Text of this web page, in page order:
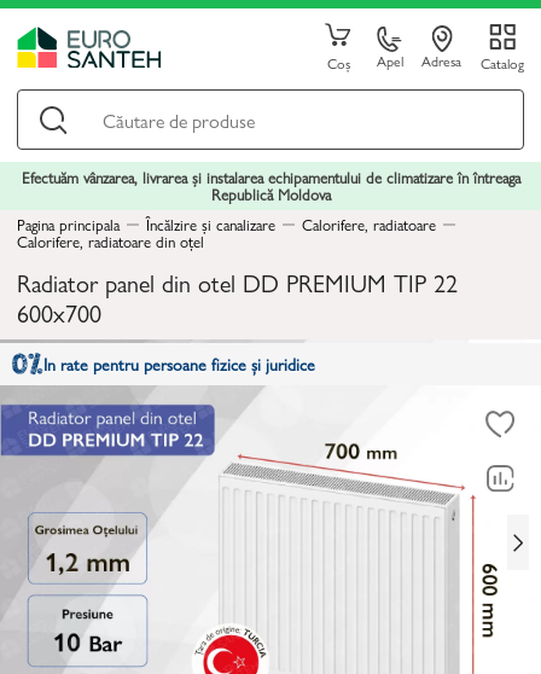
Coș Apel Adresa Catalog
Efectuăm vânzarea, livrarea și instalarea echipamentului de climatizare în întreaga
Republică Moldova
Pagina principala
Încălzire și canalizare Calorifere, radiatoare
Calorifere, radiatoare din oțel
Radiator panel din otel DD PREMIUM TIP 22
600x700
In rate pentru persoane fizice și juridice